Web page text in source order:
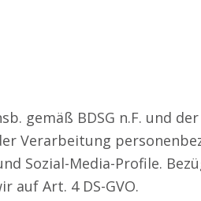
gemäß BDSG n.F. und der
Verarbeitung
Sozial-Media-Profile.
auf Art. 4 DS-GVO.